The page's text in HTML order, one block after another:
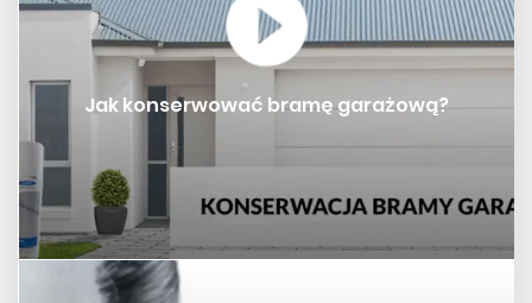
Jak konserwować bramę garażową?